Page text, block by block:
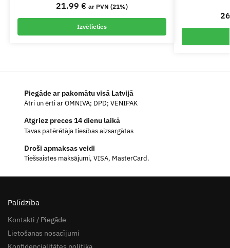
21.99 € ar PVN (21%)
Izvēlieties
Piegāde ar pakomātu visā Latvijā
Ātri un ērti ar OMNIVA; DPD; VENIPAK
Atgriez preces 14 dienu laikā
Tavas patērētāja tiesības aizsargātas
Droši apmaksas veidi
Tiešsaistes maksājumi, VISA, MasterCard.
Palīdzība
Kontakti / Piegāde
Lietošanas nosacījumi